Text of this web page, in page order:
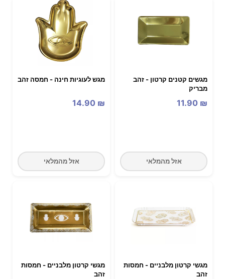
מגשים קטנים קרטון - זהב
מבריק
11.90 ₪
אזל מהמלאי
מגש לעוגיות חינה - חמסה זהב
14.90 ₪
אזל מהמלאי
מגשי קרטון מלבניים - חמסות
זהב
מגשי קרטון מלבניים - חמסות
זהב